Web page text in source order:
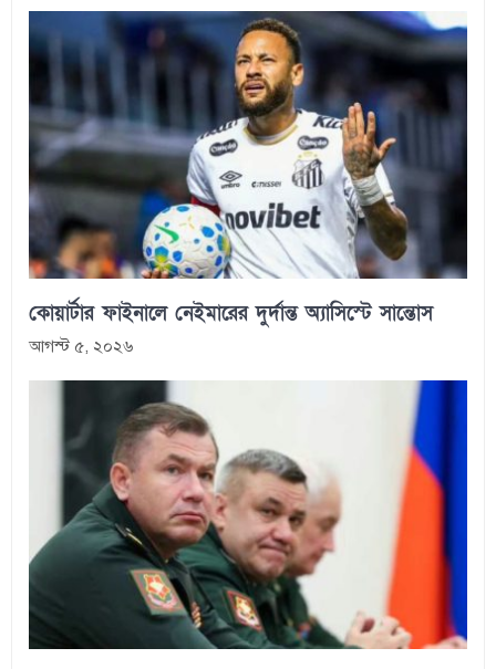
কোয়ার্টার ফাইনালে নেইমারের দুর্দান্ত অ্যাসিস্টে সান্তোস
আগস্ট ৫, ২০২৬